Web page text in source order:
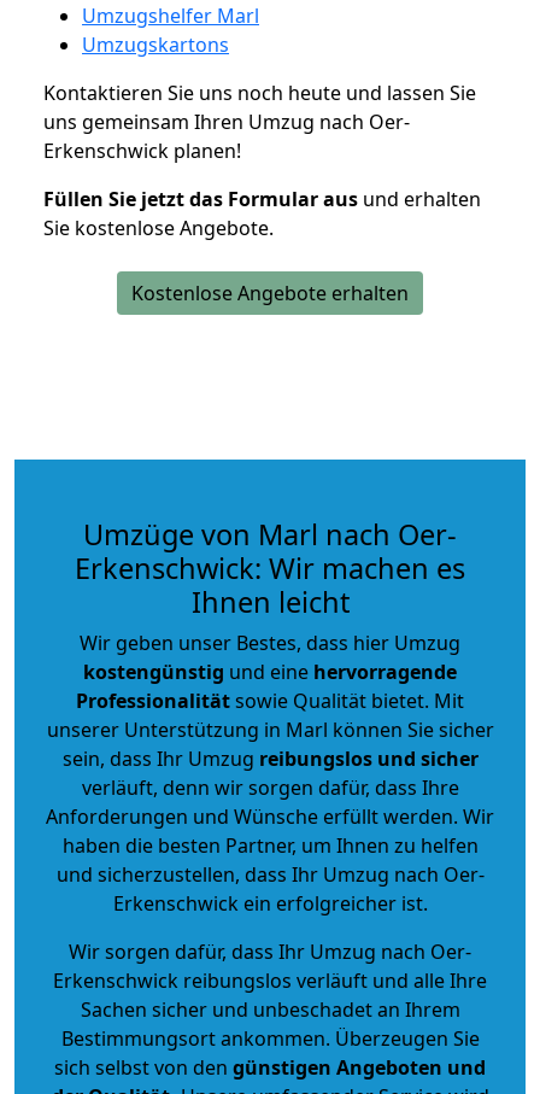
Umzugshelfer Marl
Umzugskartons
Kontaktieren Sie uns noch heute und lassen Sie
uns gemeinsam Ihren Umzug nach Oer-
Erkenschwick planen!
Füllen Sie jetzt das Formular aus und erhalten
Sie kostenlose Angebote.
Kostenlose Angebote erhalten
Umzüge von Marl nach Oer-
Erkenschwick: Wir machen es
Ihnen leicht
Wir geben unser Bestes, dass hier Umzug
kostengünstig und eine hervorragende
Professionalitätsowie Qualität bietet. Mit
unserer Unterstützung in Marl können Sie sicher
sein, dass Ihr Umzug reibungslos und sicher
verläuft, denn wir sorgen dafür, dass Ihre
Anforderungen und Wünsche erfüllt werden. Wir
haben die besten Partner, um Ihnen zu helfen
und sicherzustellen, dass Ihr Umzug nach Oer-
Erkenschwick ein erfolgreicher ist.
Wir sorgen dafür, dass Ihr Umzug nach Oer-
Erkenschwick reibungslos verläuft und alle Ihre
Sachen sicher und unbeschadet an Ihrem
Bestimmungsort ankommen. Überzeugen Sie
sich selbst von den günstigen Angeboten und